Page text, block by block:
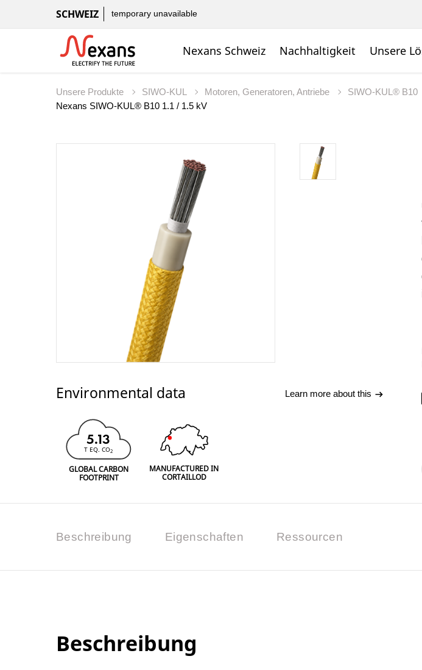
SCHWEIZ temporary unavailable
Nexans Schweiz Nachhaltigkeit Unsere
Unsere Produkte SIWO-KUL Motoren, Generatoren, Antriebe
SIWO-KUL® B10
Nexans SIWO-KUL® B10 1.1 / 1.5 kV
Environmental data Learn more about this
5.13
T EQ. CO2
GLOBAL CARBON
FOOTPRINT
MANUFACTURED IN
CORTAILLOD
Beschreibung Eigenschaften Ressourcen
Beschreibung